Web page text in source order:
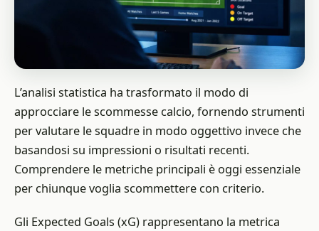
L’analisi statistica ha trasformato il modo di
approcciare le scommesse calcio, fornendo strumenti
per valutare le squadre in modo oggettivo invece che
basandosi su impressioni o risultati recenti.
Comprendere le metriche principali è oggi essenziale
per chiunque voglia scommettere con criterio.
Gli Expected Goals (xG) rappresentano la metrica